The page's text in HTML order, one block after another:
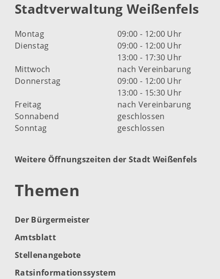
Stadtverwaltung Weißenfels
Montag
09:00 - 12:00 Uhr
Dienstag
09:00 - 12:00 Uhr
13:00 - 17:30 Uhr
Mittwoch
nach Vereinbarung
Donnerstag
09:00 - 12:00 Uhr
13:00 - 15:30 Uhr
Freitag
nach Vereinbarung
Sonnabend
geschlossen
Sonntag
geschlossen
Weitere Öffnungszeiten der Stadt Weißenfels
Themen
Der Bürgermeister
Amtsblatt
Stellenangebote
Ratsinformationssystem